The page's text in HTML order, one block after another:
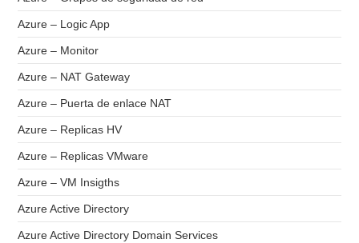
Azure – Logic App
Azure – Monitor
Azure – NAT Gateway
Azure – Puerta de enlace NAT
Azure – Replicas HV
Azure – Replicas VMware
Azure – VM Insigths
Azure Active Directory
Azure Active Directory Domain Services